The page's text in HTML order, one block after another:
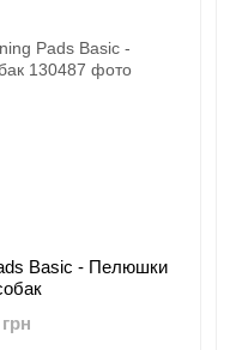
Basic - Пелюшки